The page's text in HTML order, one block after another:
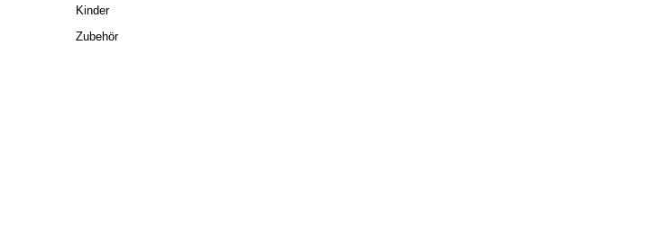
Kinder
Zubehör